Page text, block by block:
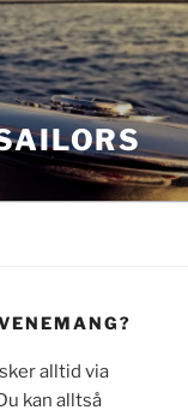
alltid via
kan alltså